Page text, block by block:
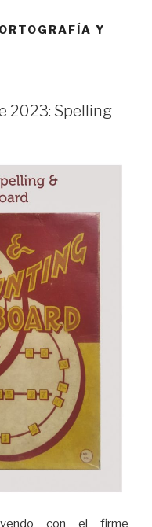
Y
2023: Spelling
con el firme